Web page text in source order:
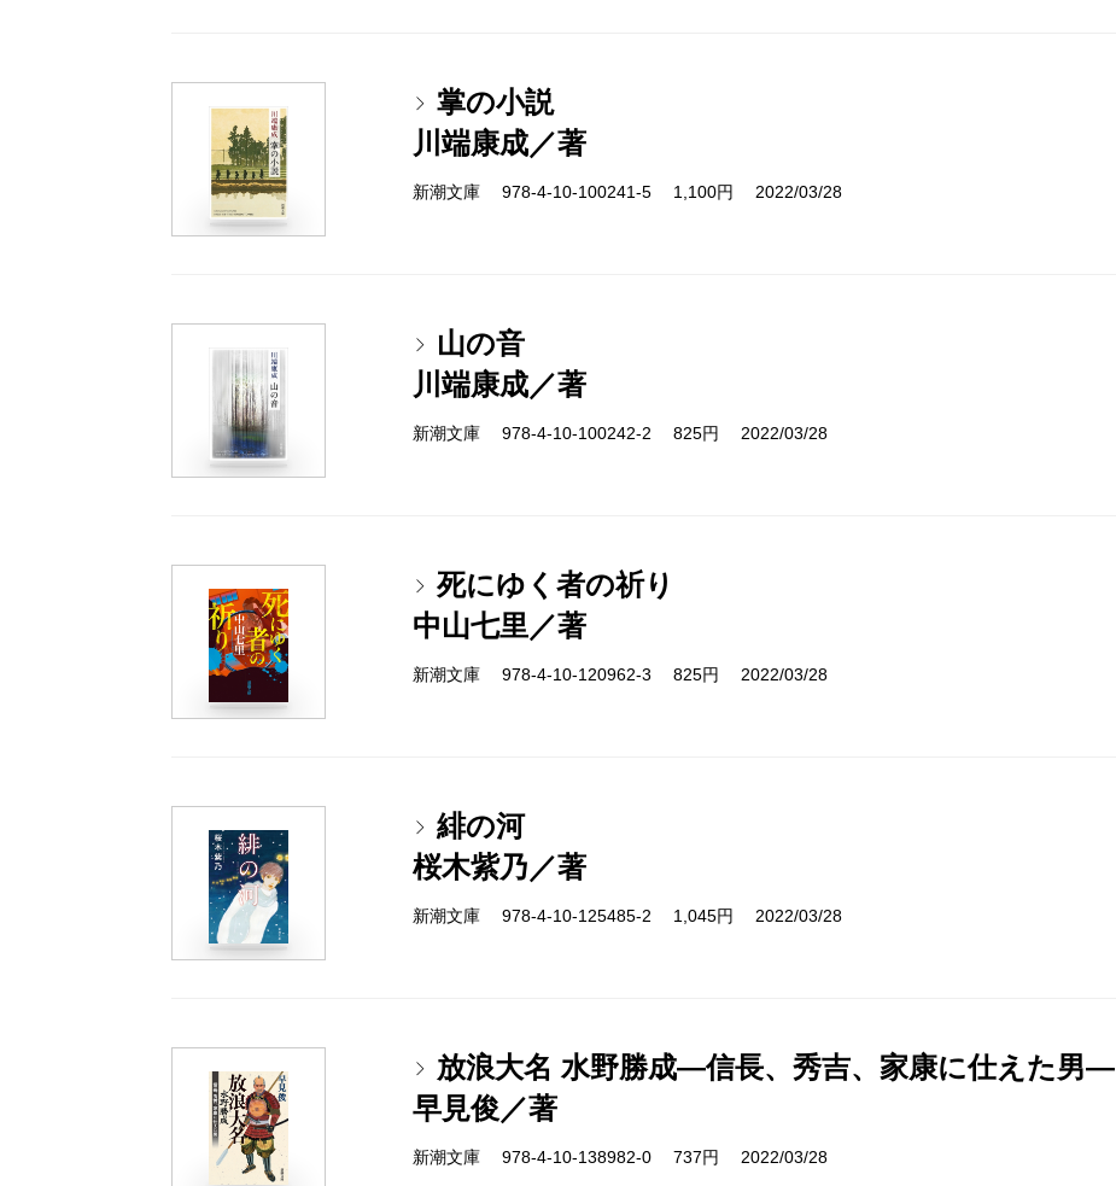
掌の小説
川端康成／著
新潮文庫 978-4-10-100241-5 1,100円 2022/03/28
山の音
川端康成／著
新潮文庫 978-4-10-100242-2 825円 2022/03/28
死にゆく者の祈り
中山七里／著
新潮文庫 978-4-10-120962-3 825円 2022/03/28
緋の河
桜木紫乃／著
新潮文庫 978-4-10-125485-2 1,045円 2022/03/28
放浪大名 水野勝成―信長、秀吉、家康に仕えた男―
早見俊／著
新潮文庫 978-4-10-138982-0 737円 2022/03/28